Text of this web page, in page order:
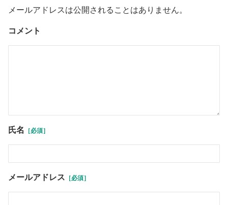
メールアドレスは公開されることはありません。
コメント
氏名 ［必須］
メールアドレス ［必須］